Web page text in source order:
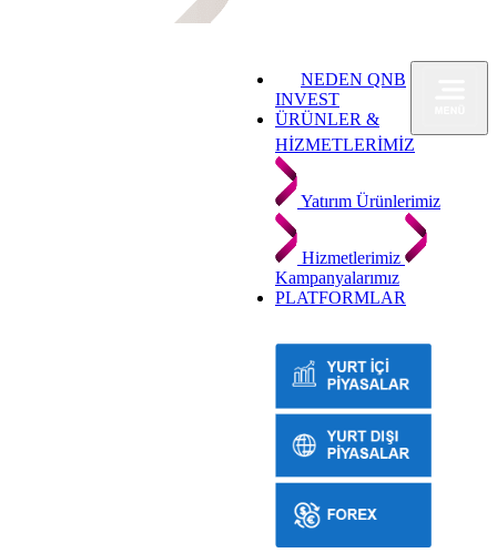
NEDEN QNB
INVEST
ÜRÜNLER &
HİZMETLERİMİZ
Yatırım Ürünlerimiz
Hizmetlerimiz
Kampanyalarımız
PLATFORMLAR